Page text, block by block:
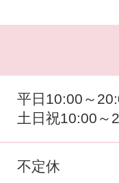
平日10:00～
土日祝10:00～
不定休